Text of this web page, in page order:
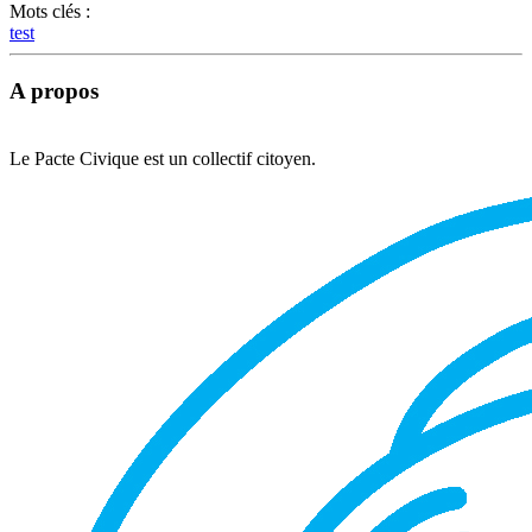
Mots clés :
test
A propos
Le Pacte Civique est un collectif citoyen.